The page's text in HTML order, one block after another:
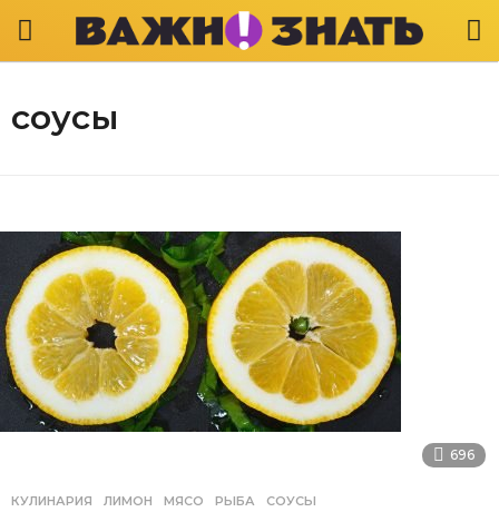
соусы
696
КУЛИНАРИЯ ЛИМОН ,МЯСО ,РЫБА ,СОУСЫ